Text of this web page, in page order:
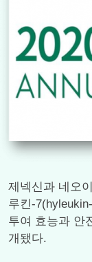
제넥신과 네오
루킨-
투여 효능과 안
개됐다.